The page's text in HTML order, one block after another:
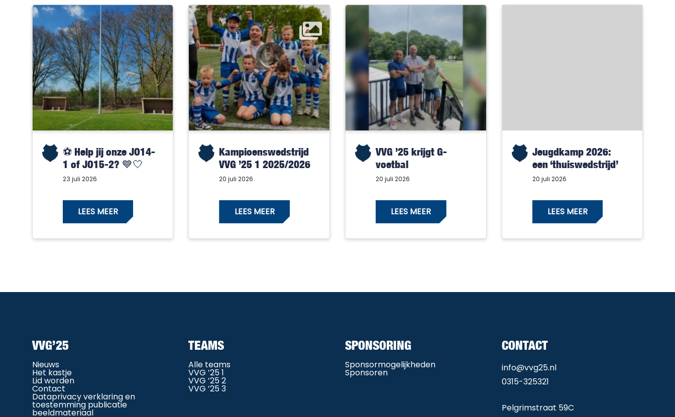
⚽️ Help jij onze JO14-
1 of JO15-2? 💙🤍
23 juli 2026
LEES MEER
Kampioenswedstrijd
VVG ’25 1 2025/2026
20 juli 2026
LEES MEER
VVG ’25 krijgt G-
voetbal
20 juli 2026
LEES MEER
Jeugdkamp 2026:
een ‘thuiswedstrijd’
met alleen maar
20 juli 2026
LEES MEER
VVG’25
Nieuws
Het kastje
Lid worden
Contact
Dataprivacy verklaring en
toestemming publicatie
beeldmateriaal
TEAMS
Alle teams
VVG ’25 1
VVG ’25 2
VVG ’25 3
SPONSORING
Sponsormogelijkheden
Sponsoren
CONTACT
info@vvg25.nl
0315-325321
Pelgrimstraat 59C